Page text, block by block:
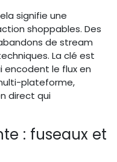
signifie une
shoppables. Des
de stream
La clé est
encodent le flux en
plateforme,
direct qui
: fuseaux et